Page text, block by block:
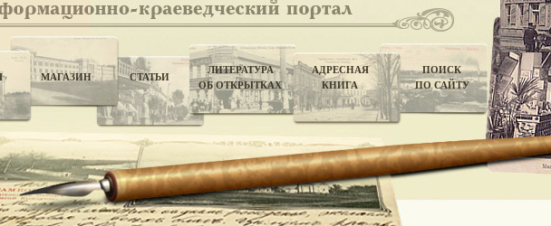
МАГАЗИН СТАТЬИ
ЛИТЕРАТУРА
ОБ ОТКРЫТКАХ
АДРЕСНАЯ
КНИГА
ПОИСК
ПО САЙТУ